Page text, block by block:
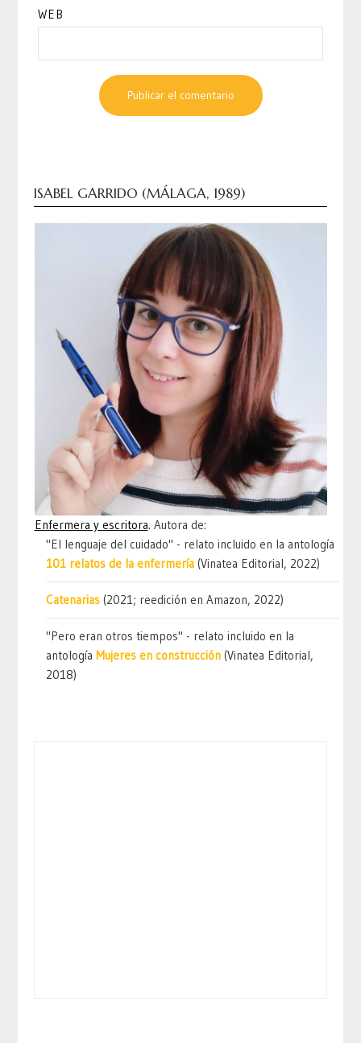
WEB
ISABEL GARRIDO (MÁLAGA, 1989)
Enfermera y escritora. Autora de:
"El lenguaje del cuidado" - relato incluido en la antología
101 relatos de la enfermería (Vinatea Editorial, 2022)
Catenarias (2021; reedición en Amazon, 2022)
"Pero eran otros tiempos" - relato incluido en la
antologíaMujeres en construcción (Vinatea Editorial,
2018)